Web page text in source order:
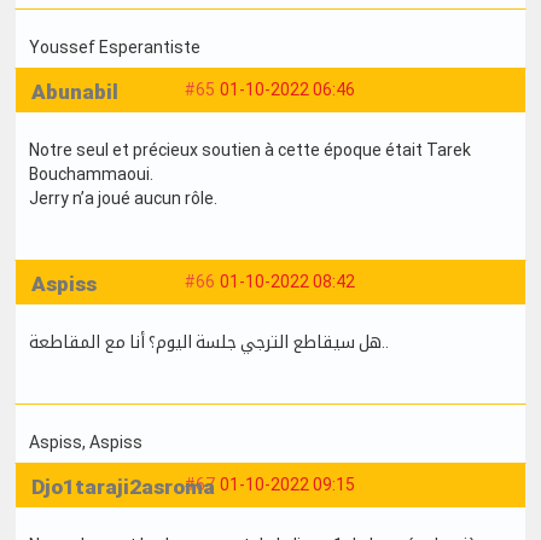
Youssef Esperantiste
#65 01-10-2022 06:46
Abunabil
Notre seul et précieux soutien à cette époque était Tarek
Bouchammaoui.
Jerry n’a joué aucun rôle.
#66 01-10-2022 08:42
Aspiss
Aspiss, Aspiss
#67 01-10-2022 09:15
Djo1taraji2asroma